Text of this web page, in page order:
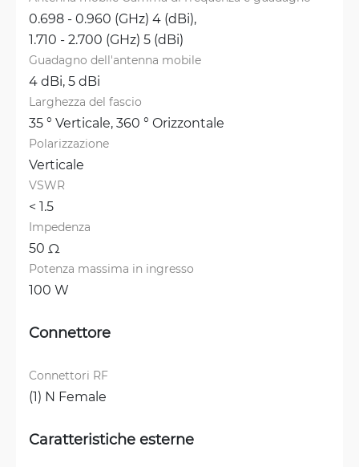
0.698 - 0.960 (GHz) 4 (dBi),
1.710 - 2.700 (GHz) 5 (dBi)
Guadagno dell'antenna mobile
4 dBi, 5 dBi
Larghezza del fascio
35 ° Verticale, 360 ° Orizzontale
Polarizzazione
Verticale
VSWR
< 1.5
Impedenza
50 Ω
Potenza massima in ingresso
100 W
Connettore
Connettori RF
(1) N Female
Caratteristiche esterne